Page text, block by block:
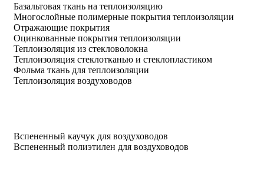
Базальтовая ткань на теплоизоляцию
Многослойные полимерные покрытия теплоизоляции
Отражающие покрытия
Оцинкованные покрытия теплоизоляции
Теплоизоляция из стекловолокна
Теплоизоляция стеклотканью и стеклопластиком
Фольма ткань для теплоизоляции
Теплоизоляция воздуховодов
Вспененный каучук для воздуховодов
Вспененный полиэтилен для воздуховодов